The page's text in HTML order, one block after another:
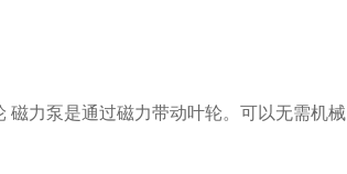
力泵是通过磁力带动叶轮。可以无需机械